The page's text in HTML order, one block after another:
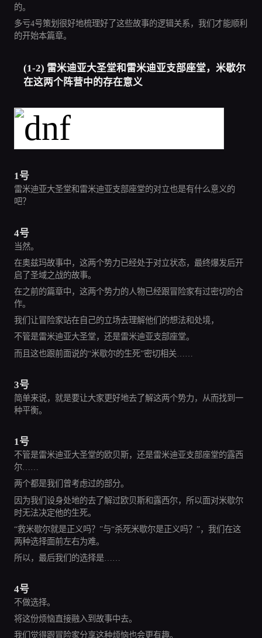
的。
多亏4号策划很好地梳理好了这些故事的逻辑关系，我们才能顺利
的开始本篇章。
(1-2) 雷米迪亚大圣堂和雷米迪亚支部座堂，米歇尔
在这两个阵营中的存在意义
1号
雷米迪亚大圣堂和雷米迪亚支部座堂的对立也是有什么意义的
吧？
4号
当然。
在奥兹玛故事中，这两个势力已经处于对立状态，最终爆发后开
启了圣域之战的故事。
在之前的篇章中，这两个势力的人物已经跟冒险家有过密切的合
作。
我们让冒险家站在自己的立场去理解他们的想法和处境，
不管是雷米迪亚大圣堂，还是雷米迪亚支部座堂。
而且这也跟前面说的“米歇尔的生死”密切相关……
3号
简单来说，就是要让大家更好地去了解这两个势力，从而找到一
种平衡。
1号
不管是雷米迪亚大圣堂的欧贝斯，还是雷米迪亚支部座堂的露西
尔……
两个都是我们曾考虑过的部分。
因为我们设身处地的去了解过欧贝斯和露西尔，所以面对米歇尔
时无法决定他的生死。
“救米歇尔就是正义吗？”与“杀死米歇尔是正义吗？”，我们在这
两种选择面前左右为难。
所以，最后我们的选择是……
4号
不做选择。
将这份烦恼直接融入到故事中去。
我们觉得跟冒险家分享这种烦恼也会更有趣。